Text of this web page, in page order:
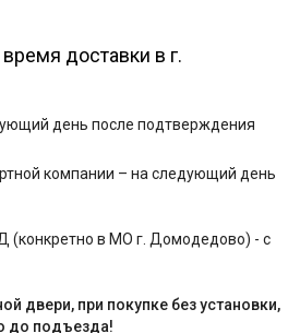
доставки в г.
день после подтверждения
компании – на следующий день
(конкретно в МО г. Домодедово) - с
двери, при покупке без установки,
до подъезда!